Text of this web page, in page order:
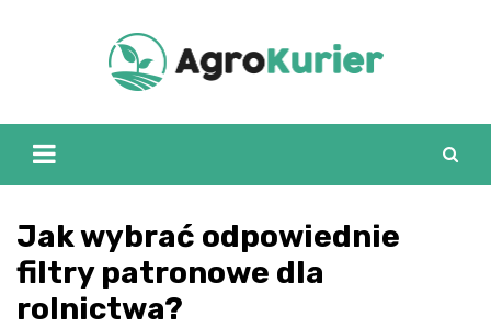
Jak wybrać odpowiednie
filtry patronowe dla
rolnictwa?